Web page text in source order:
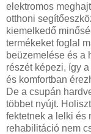
elektromos
otthoni
kiemelkedő
termékeket foglal
beüzemelése és a
részét képezi, így
és komfortban
De a csupán
többet nyújt.
fektetnek a lelki és
rehabilitáció nem